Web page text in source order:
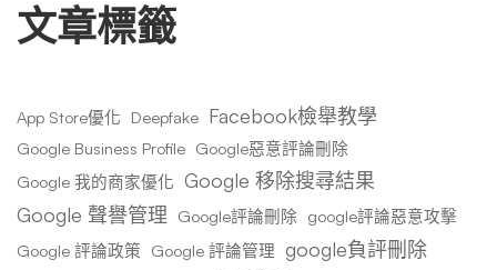
文章標籤
App Store優化 Deepfake Facebook檢舉教學
Google Business Profile Google惡意評論刪除
Google 我的商家優化 Google 移除搜尋結果
Google 聲譽管理 Google評論刪除 google評論惡意攻擊
Google 評論政策 Google 評論管理 google負評刪除